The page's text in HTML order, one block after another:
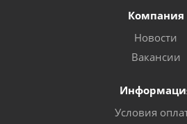
Компания
Новости
Вакансии
Условия